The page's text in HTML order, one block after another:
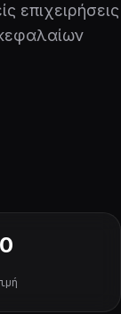
επιχειρήσεις